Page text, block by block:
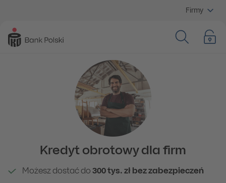
Firmy
Kredyt obrotowy dla firm
Możesz dostać do 300 tys. zł bez zabezpieczeń